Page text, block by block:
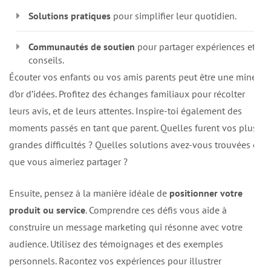
Solutions pratiques pour simplifier leur quotidien.
Communautés de soutien pour partager expériences et
conseils.
Écouter vos enfants ou vos amis parents peut être une mine
d’or d’idées. Profitez des échanges familiaux pour récolter
leurs avis, et de leurs attentes. Inspire-toi également des
moments passés en tant que parent. Quelles furent vos plus
grandes difficultés ? Quelles solutions avez-vous trouvées et
que vous aimeriez partager ?
Ensuite, pensez à la manière idéale de positionner votre
produit ou service. Comprendre ces défis vous aide à
construire un message marketing qui résonne avec votre
audience. Utilisez des témoignages et des exemples
personnels. Racontez vos expériences pour illustrer